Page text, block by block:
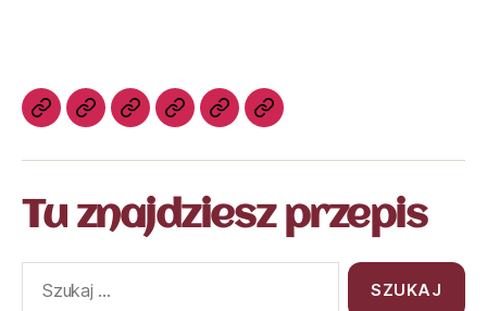
Tu znajdziesz przepis